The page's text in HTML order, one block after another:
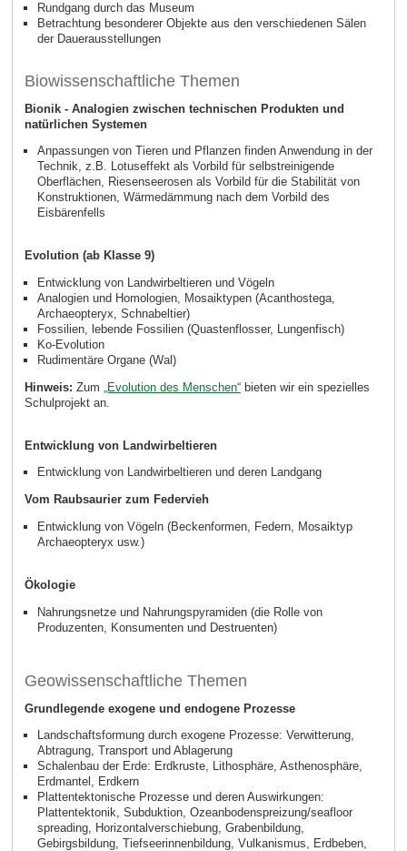
Rundgang durch das Museum
Betrachtung besonderer Objekte aus den verschiedenen Sälen
der Dauerausstellungen
Biowissenschaftliche Themen
Bionik - Analogien zwischen technischen Produkten und
natürlichen Systemen
Anpassungen von Tieren und Pflanzen finden Anwendung in der
Technik, z.B. Lotuseffekt als Vorbild für selbstreinigende
Oberflächen, Riesenseerosen als Vorbild für die Stabilität von
Konstruktionen, Wärmedämmung nach dem Vorbild des
Eisbärenfells
Evolution (ab Klasse 9)
Entwicklung von Landwirbeltieren und Vögeln
Analogien und Homologien, Mosaiktypen (Acanthostega,
Archaeopteryx, Schnabeltier)
Fossilien, lebende Fossilien (Quastenflosser, Lungenfisch)
Ko-Evolution
Rudimentäre Organe (Wal)
Hinweis: Zum „Evolution des Menschen“bieten wir ein spezielles
Schulprojekt an.
Entwicklung von Landwirbeltieren
Entwicklung von Landwirbeltieren und deren Landgang
Vom Raubsaurier zum Federvieh
Entwicklung von Vögeln (Beckenformen, Federn, Mosaiktyp
Archaeopteryx usw.)
Ökologie
Nahrungsnetze und Nahrungspyramiden (die Rolle von
Produzenten, Konsumenten und Destruenten)
Geowissenschaftliche Themen
Grundlegende exogene und endogene Prozesse
Landschaftsformung durch exogene Prozesse: Verwitterung,
Abtragung, Transport und Ablagerung
Schalenbau der Erde: Erdkruste, Lithosphäre, Asthenosphäre,
Erdmantel, Erdkern
Plattentektonische Prozesse und deren Auswirkungen:
Plattentektonik, Subduktion, Ozeanbodenspreizung/seafloor
spreading, Horizontalverschiebung, Grabenbildung,
Gebirgsbildung, Tiefseerinnenbildung, Vulkanismus, Erdbeben,